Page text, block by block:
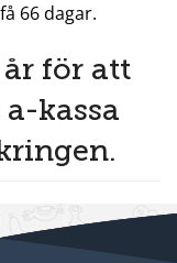
66 dagar.
för att
kassa